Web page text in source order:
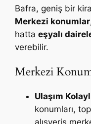
Bafra, geniş bir
Merkezi konumlar
hattaeşyalı
verebilir.
Merkezi
Ulaşım
konumları,
alışveriş